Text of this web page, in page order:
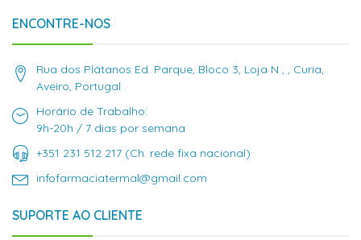
ENCONTRE-NOS
Rua dos Plátanos Ed. Parque, Bloco 3, Loja N , , Curia,
Aveiro, Portugal
Horário de Trabalho:
9h-20h / 7 dias por semana
+351 231 512 217 (Ch. rede fixa nacional)
infofarmaciatermal@gmail.com
SUPORTE AO CLIENTE